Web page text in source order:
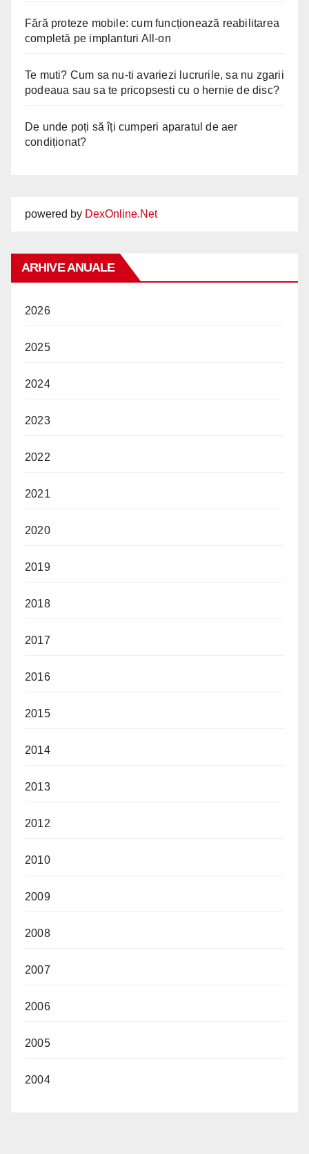
Fără proteze mobile: cum funcționează reabilitarea
completă pe implanturi All-on
Te muti? Cum sa nu-ti avariezi lucrurile, sa nu zgarii
podeaua sau sa te pricopsesti cu o hernie de disc?
De unde poți să îți cumperi aparatul de aer
condiționat?
powered by DexOnline.Net
ARHIVE ANUALE
2026
2025
2024
2023
2022
2021
2020
2019
2018
2017
2016
2015
2014
2013
2012
2010
2009
2008
2007
2006
2005
2004